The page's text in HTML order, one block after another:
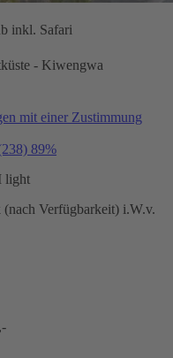
inkl. Safari
- Kiwengwa
mit einer Zustimmung
89%
light
Verfügbarkeit) i.W.v.